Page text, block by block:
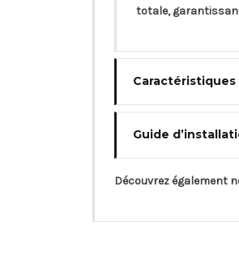
totale,
Guide
Découvrez également